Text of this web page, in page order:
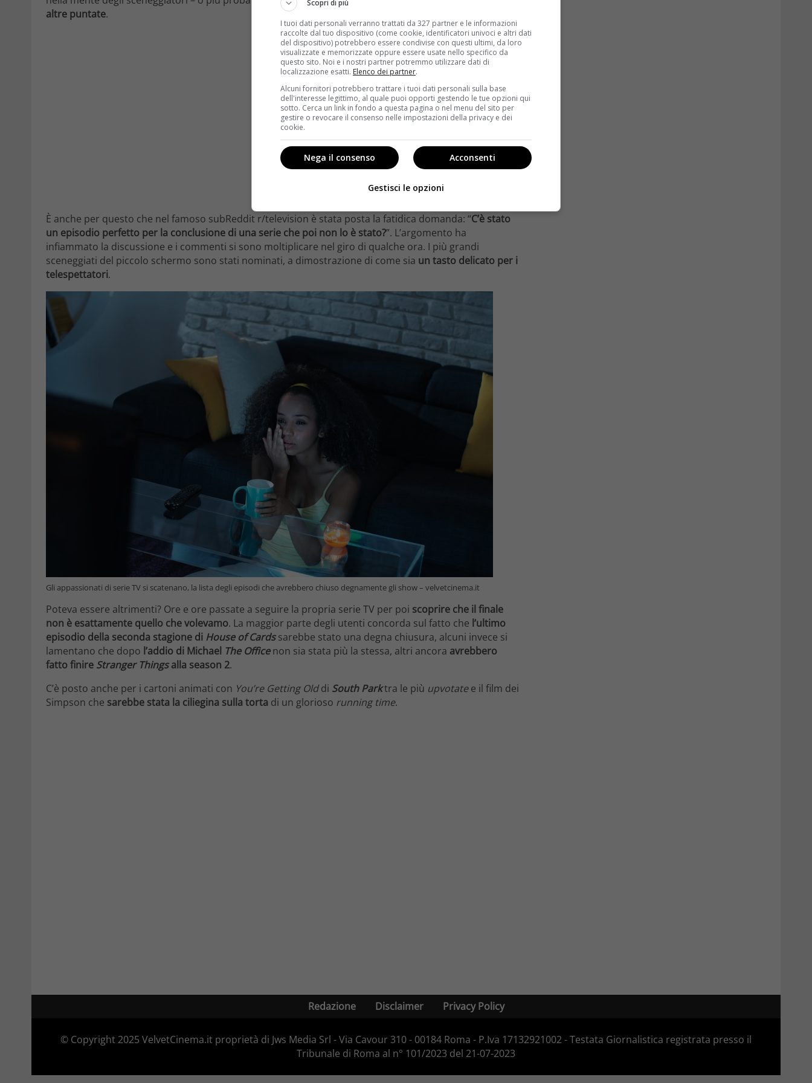
altre puntate.
È anche per questo che nel famoso subReddit r/television è stata posta la fatidica domanda: “C’è stato
un episodio perfetto per la conclusione di una serie che poi non lo è stato?”. L’argomento ha
infiammato la discussione e i commenti si sono moltiplicare nel giro di qualche ora. I più grandi
sceneggiati del piccolo schermo sono stati nominati, a dimostrazione di come sia un tasto delicato per i
telespettatori.
Gli appassionati di serie TV si scatenano, la lista degli episodi che avrebbero chiuso degnamente gli show – velvetcinema.it
Poteva essere altrimenti? Ore e ore passate a seguire la propria serie TV per poi scoprire che il finale
non è esattamente quello che volevamo. La maggior parte degli utenti concorda sul fatto che l’ultimo
episodio della seconda stagione di House of Cardssarebbe stato una degna chiusura, alcuni invece si
lamentano che dopo l’addio di Michael The Office non sia stata più la stessa, altri ancora avrebbero
fatto finire Stranger Thingsalla season 2.
C’è posto anche per i cartoni animati con You’re Getting Olddi South Parktra le più upvotatee il film dei
Simpson che sarebbe stata la ciliegina sulla torta di un glorioso running time.
Redazione Disclaimer Privacy Policy
© Copyright 2025 VelvetCinema.it proprietà di Jws Media Srl - Via Cavour 310 - 00184 Roma - P.Iva 17132921002 - Testata Giornalistica registrata presso il
Tribunale di Roma al n° 101/2023 del 21-07-2023
Scopri di più
I tuoi dati personali verranno trattati da 327 partner e le informazioni
raccolte dal tuo dispositivo (come cookie, identificatori univoci e altri dati
del dispositivo) potrebbero essere condivise con questi ultimi, da loro
visualizzate e memorizzate oppure essere usate nello specifico da
questo sito. Noi e i nostri partner potremmo utilizzare dati di
localizzazione esatti. Elenco dei partner.
Alcuni fornitori potrebbero trattare i tuoi dati personali sulla base
dell'interesse legittimo, al quale puoi opporti gestendo le tue opzioni qui
sotto. Cerca un link in fondo a questa pagina o nel menu del sito per
gestire o revocare il consenso nelle impostazioni della privacy e dei
cookie.
Acconsenti
Nega il consenso
Gestisci le opzioni